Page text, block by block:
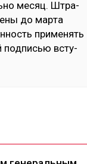
ме­сяц. Штра­
до мар­та
при­менять
под­писью всту­